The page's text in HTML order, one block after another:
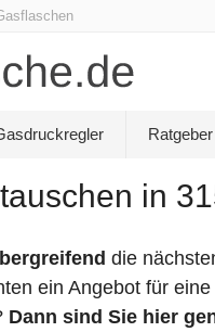
Ratgeber
in
die
ein Angebot für eine
Dann sind Sie hier